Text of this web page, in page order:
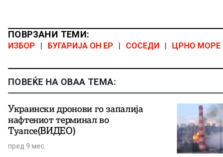
ПОВРЗАНИ ТЕМИ:
ИЗБОР | БУГАРИЈА ОН ЕР | СОСЕДИ | ЦРНО МОРЕ
ПОВЕЌЕ НА ОВАА ТЕМА:
Украински дронови го запалија
нафтениот терминал во
Туапсе(ВИДЕО)
пред 9 мес.